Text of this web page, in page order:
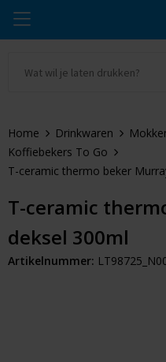
Drinkwaren
Kleding & Textiel
Tassen & Reizen
Elektronica &
Alle promosnoepje
Zomer
Pasen
Kerst
Thule
Moleskine
Alle merken
Home Drinkwaren
Koffiebekers To Go
T-ceramic thermo beker
T-ceramic
deksel 300ml
Artikelnummer: